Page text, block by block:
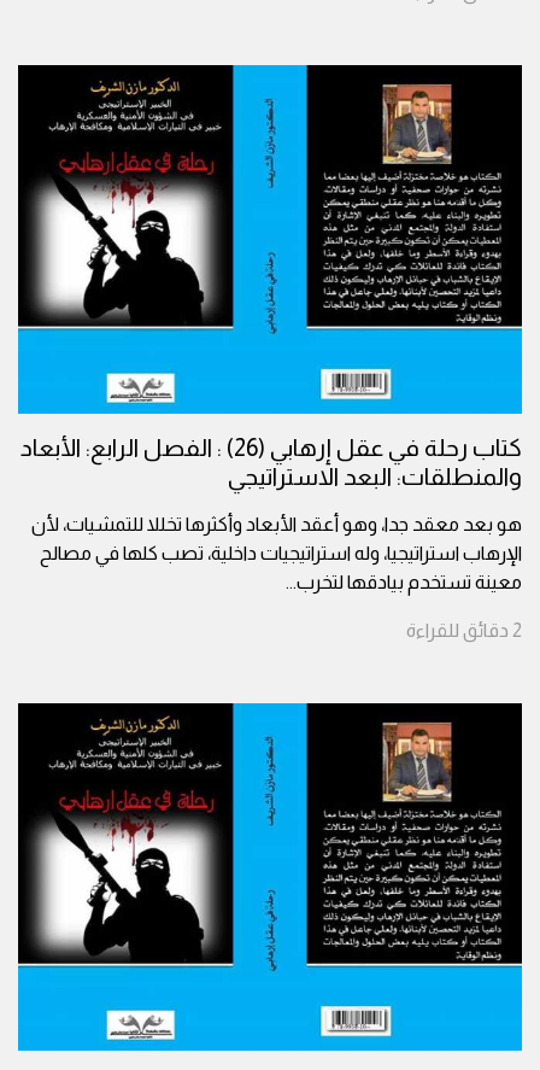
كتاب رحلة في عقل إرهابي (26) : الفصل الرابع: الأبعاد
والمنطلقات: البعد الاستراتيجي
هو بعد معقد جدا، وهو أعقد الأبعاد وأكثرها تخللا للتمشيات، لأن
الإرهاب استراتيجيا، وله استراتيجيات داخلية، تصب كلها في مصالح
معينة تستخدم بيادقها لتخرب...
2 دقائق للقراءة